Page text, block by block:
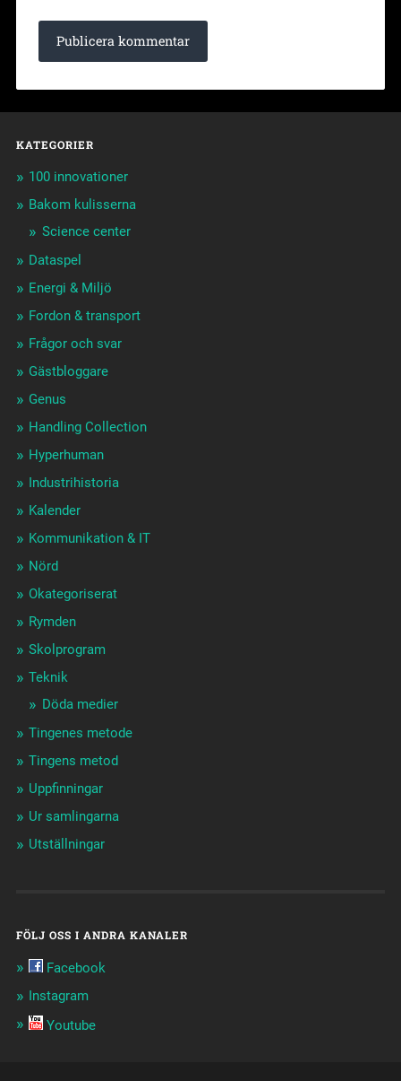
KATEGORIER
100 innovationer
Bakom kulisserna
Science center
Dataspel
Energi & Miljö
Fordon & transport
Frågor och svar
Gästbloggare
Genus
Handling Collection
Hyperhuman
Industrihistoria
Kalender
Kommunikation & IT
Nörd
Okategoriserat
Rymden
Skolprogram
Teknik
Döda medier
Tingenes metode
Tingens metod
Uppfinningar
Ur samlingarna
Utställningar
FÖLJ OSS I ANDRA KANALER
Facebook
Instagram
Youtube